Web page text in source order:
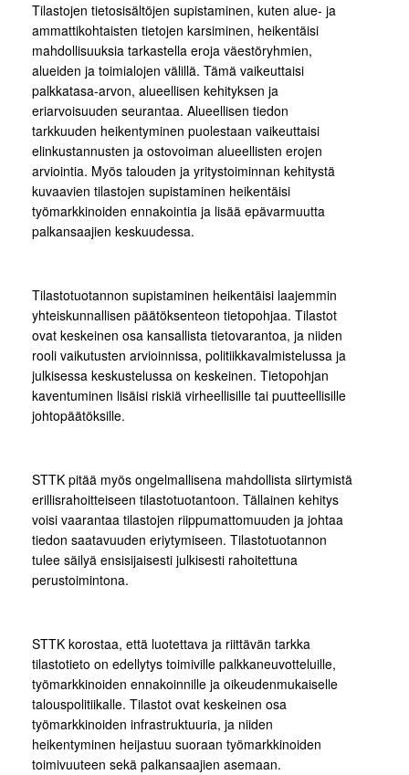
Tilastojen tietosisältöjen supistaminen, kuten alue- ja
ammattikohtaisten tietojen karsiminen, heikentäisi
mahdollisuuksia tarkastella eroja väestöryhmien,
alueiden ja toimialojen välillä. Tämä vaikeuttaisi
palkkatasa-arvon, alueellisen kehityksen ja
eriarvoisuuden seurantaa. Alueellisen tiedon
tarkkuuden heikentyminen puolestaan vaikeuttaisi
elinkustannusten ja ostovoiman alueellisten erojen
arviointia. Myös talouden ja yritystoiminnan kehitystä
kuvaavien tilastojen supistaminen heikentäisi
työmarkkinoiden ennakointia ja lisää epävarmuutta
palkansaajien keskuudessa.
Tilastotuotannon supistaminen heikentäisi laajemmin
yhteiskunnallisen päätöksenteon tietopohjaa. Tilastot
ovat keskeinen osa kansallista tietovarantoa, ja niiden
rooli vaikutusten arvioinnissa, politiikkavalmistelussa ja
julkisessa keskustelussa on keskeinen. Tietopohjan
kaventuminen lisäisi riskiä virheellisille tai puutteellisille
johtopäätöksille.
STTK pitää myös ongelmallisena mahdollista siirtymistä
erillisrahoitteiseen tilastotuotantoon. Tällainen kehitys
voisi vaarantaa tilastojen riippumattomuuden ja johtaa
tiedon saatavuuden eriytymiseen. Tilastotuotannon
tulee säilyä ensisijaisesti julkisesti rahoitettuna
perustoimintona.
STTK korostaa, että luotettava ja riittävän tarkka
tilastotieto on edellytys toimiville palkkaneuvotteluille,
työmarkkinoiden ennakoinnille ja oikeudenmukaiselle
talouspolitiikalle. Tilastot ovat keskeinen osa
työmarkkinoiden infrastruktuuria, ja niiden
heikentyminen heijastuu suoraan työmarkkinoiden
toimivuuteen sekä palkansaajien asemaan.